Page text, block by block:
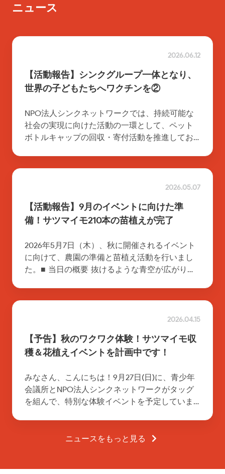
ニュース
2026.06.12
【活動報告】シンクグループ一体となり、
世界の子どもたちへワクチンを②
NPO法人シンクネットワークでは、持続可能な
社会の実現に向けた活動の一環として、ペット
ボトルキャップの回収・寄付活動を推進してお
2026.05.07
【活動報告】9月のイベントに向けた準
備！サツマイモ210本の苗植えが完了
2026年5月7日（木）、秋に開催されるイベント
に向けて、農園の準備と苗植え活動を行いまし
た。■ 当日の概要 抜けるような青空が広がり、
2026.04.15
【予告】秋のワクワク体験！サツマイモ収
穫＆花植えイベントを計画中です！
みなさん、こんにちは！9月27日(日)に、青少年
会議所とNPO法人シンクネットワークがタッグ
を組んで、特別な体験イベントを予定していま
ニュースをもっと見る